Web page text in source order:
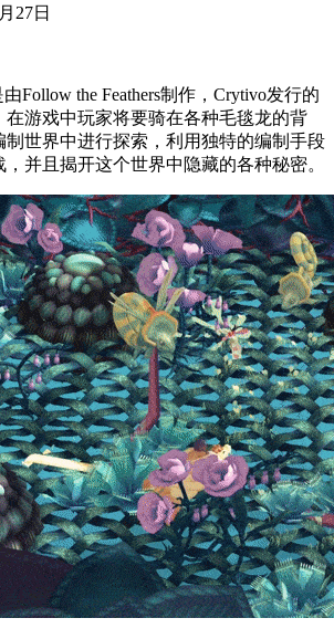
27日
由Follow the Feathers制作，Crytivo发行的
在游戏中玩家将要骑在各种毛毯龙的背
制世界中进行探索，利用独特的编制手段
并且揭开这个世界中隐藏的各种秘密。